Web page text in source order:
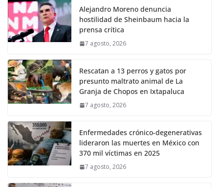
Alejandro Moreno denuncia
hostilidad de Sheinbaum hacia la
prensa crítica
7 agosto, 2026
Rescatan a 13 perros y gatos por
presunto maltrato animal de La
Granja de Chopos en Ixtapaluca
7 agosto, 2026
Enfermedades crónico-degenerativas
lideraron las muertes en México con
370 mil víctimas en 2025
7 agosto, 2026